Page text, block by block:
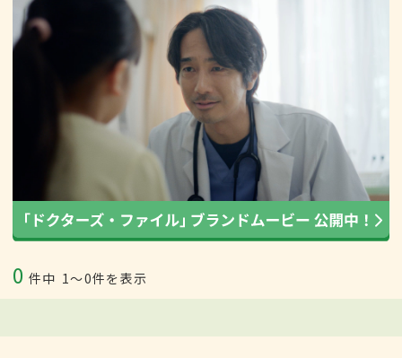
0 件中 1〜0件を表示